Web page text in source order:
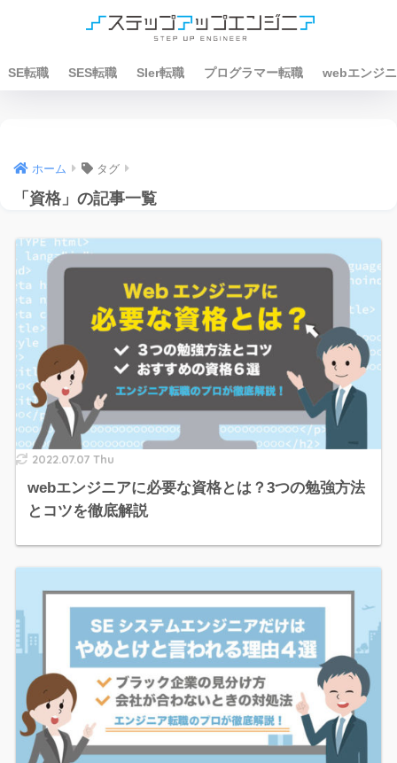
SE転職 SES転職 SIer転職 プログラマー転職 webエンジ
ホーム タグ
「資格」の記事一覧
2022.07.07 Thu
webエンジニアに必要な資格とは？3つの勉強方法
とコツを徹底解説